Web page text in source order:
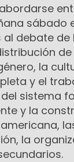
sábado
debate de
la
y el
sistema
y la
la